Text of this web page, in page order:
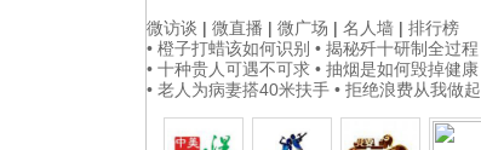
微访谈 | 微直播 | 微广场 | 名人墙 | 排行榜
• 橙子打蜡该如何识别 • 揭秘歼十研制全过程
• 十种贵人可遇不可求 • 抽烟是如何毁掉健康
• 老人为病妻搭40米扶手 • 拒绝浪费从我做起